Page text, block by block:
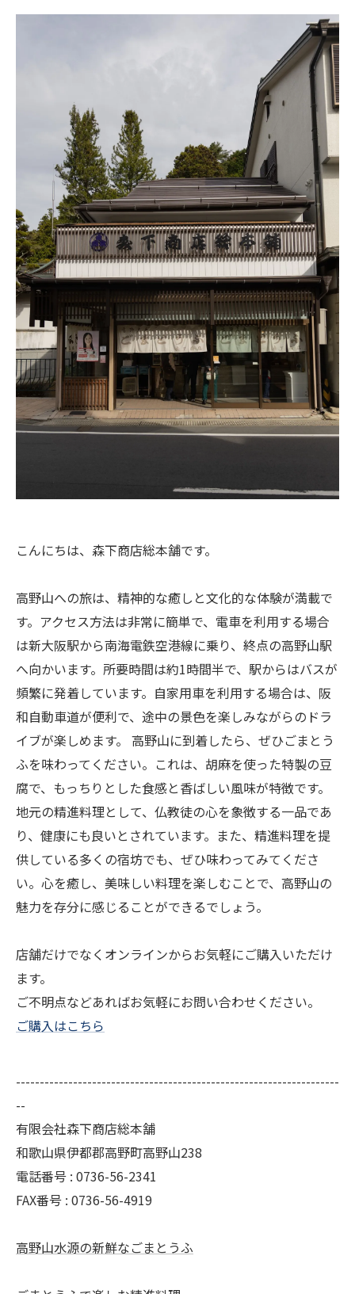
こんにちは、森下商店総本舗です。
高野山への旅は、精神的な癒しと文化的な体験が満載で
す。アクセス方法は非常に簡単で、電車を利用する場合
は新大阪駅から南海電鉄空港線に乗り、終点の高野山駅
へ向かいます。所要時間は約1時間半で、駅からはバスが
頻繁に発着しています。自家用車を利用する場合は、阪
和自動車道が便利で、途中の景色を楽しみながらのドラ
イブが楽しめます。 高野山に到着したら、ぜひごまとう
ふを味わってください。これは、胡麻を使った特製の豆
腐で、もっちりとした食感と香ばしい風味が特徴です。
地元の精進料理として、仏教徒の心を象徴する一品であ
り、健康にも良いとされています。また、精進料理を提
供している多くの宿坊でも、ぜひ味わってみてくださ
い。心を癒し、美味しい料理を楽しむことで、高野山の
魅力を存分に感じることができるでしょう。
店舗だけでなくオンラインからお気軽にご購入いただけ
ます。
ご不明点などあればお気軽にお問い合わせください。
ご購入はこちら
--------------------------------------------------------------------
--
有限会社森下商店総本舗
和歌山県伊都郡高野町高野山238
電話番号 : 0736-56-2341
FAX番号 : 0736-56-4919
高野山水源の新鮮なごまとうふ